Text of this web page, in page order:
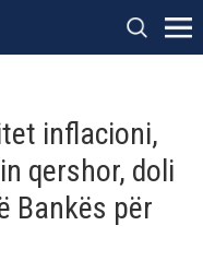
inflacioni,
qershor, doli
Bankës për